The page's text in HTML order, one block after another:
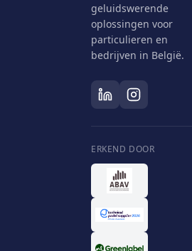
geluidswerende
oplossingen voor
particulieren en
bedrijven in België.
ERKEND DOOR